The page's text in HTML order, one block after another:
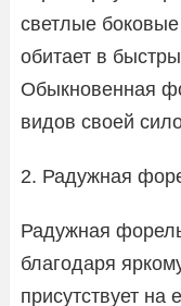
светлые
обитает в
Обыкновенная
видов своей
2. Радужная
Радужная
благодаря
присутствует на